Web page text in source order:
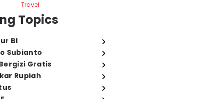
Travel
Topics
BI
Subianto
Gratis
Rupiah